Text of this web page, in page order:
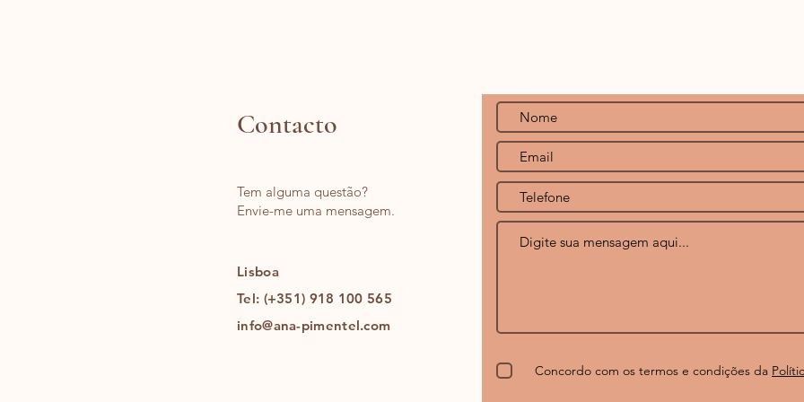
Contacto
Tem alguma questão?
Envie-me uma mensagem.
Lisboa
Tel: (+351) 918 100 565
info@ana-pimentel.com
Concordo com os termos e condições da